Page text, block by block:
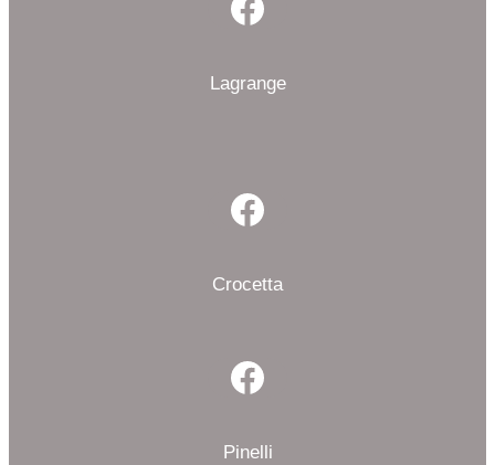
Facebook
Lagrange
Facebook
Crocetta
Facebook
Pinelli